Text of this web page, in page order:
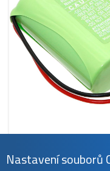
Nastavení souborů